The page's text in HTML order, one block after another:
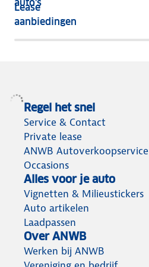
Lease
aanbiedingen
het
meeste
auto's
Regel het snel
Service & Contact
Private lease
ANWB Autoverkoopservice
Occasions
Alles voor je auto
Vignetten & Milieustickers
Auto artikelen
Laadpassen
Over ANWB
Werken bij ANWB